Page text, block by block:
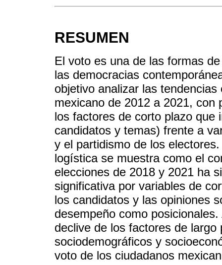
RESUMEN
El voto es una de las formas
las democracias
objetivo analizar las
mexicano de 2012 a 2021, con
los factores de corto plazo que
candidatos y temas) frente a
y el partidismo de los
logística se muestra como el
elecciones de 2018 y 2021 ha
significativa por variables de
los candidatos y las opiniones
desempeño como
declive de los factores de
sociodemográficos y
voto de los ciudadanos